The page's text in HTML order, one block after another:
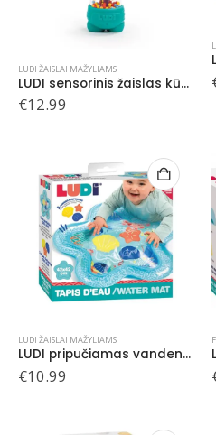
LUDI ŽAISLAI MAŽYLIAMS
LUDI sensorinis žaislas kūdikiams Lietaus lazdelė
€12.99
LUDI ŽAISLAI MAŽYLIAMS
LUDI pripučiamas vandens kilimėlis Žvaigždutė
€10.99